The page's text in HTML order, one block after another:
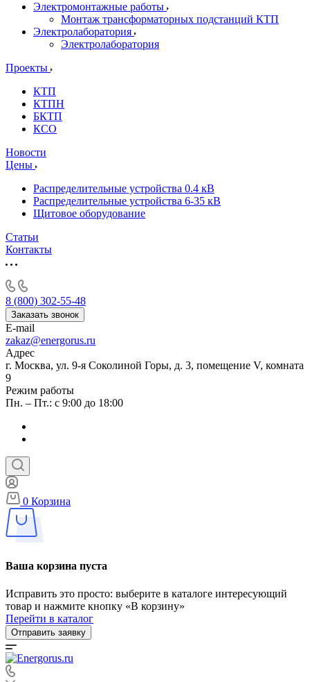
Электромонтажные работы
Монтаж трансформаторных подстанций КТП
Электролаборатория
Электролаборатория
Проекты
КТП
КТПН
БКТП
КСО
Новости
Цены
Распределительные устройства 0.4 кВ
Распределительные устройства 6-35 кВ
Щитовое оборудование
Статьи
Контакты
8 (800) 302-55-48
Заказать звонок
E-mail
zakaz@energorus.ru
Адрес
г. Москва, ул. 9-я Соколиной Горы, д. 3, помещение V, комната
9
Режим работы
Пн. – Пт.: с 9:00 до 18:00
0 Корзина
Ваша корзина пуста
Исправить это просто: выберите в каталоге интересующий
товар и нажмите кнопку «В корзину»
Перейти в каталог
Отправить заявку